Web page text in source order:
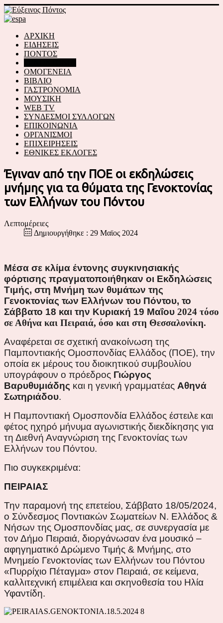
ΑΡΧΙΚΗ
ΕΙΔΗΣΕΙΣ
ΠΟΝΤΟΣ
ΟΜΟΓΕΝΕΙΑ
ΒΙΒΛΙΟ
ΓΑΣΤΡΟΝΟΜΙΑ
ΜΟΥΣΙΚΗ
WEB TV
ΣΥΝΔΕΣΜΟΙ ΣΥΛΛΟΓΩΝ
ΕΠΙΚΟΙΝΩΝΙΑ
ΟΡΓΑΝΙΣΜΟΙ
ΕΠΙΧΕΙΡΗΣΕΙΣ
ΕΘΝΙΚΕΣ ΕΚΛΟΓΕΣ
Έγιναν από την ΠΟΕ οι εκδηλώσεις
μνήμης για τα θύματα της Γενοκτονίας
των Ελλήνων του Πόντου
Λεπτομέρειες
Δημιουργήθηκε : 29 Μαϊος 2024
Μέσα σε κλίμα έντονης συγκινησιακής
φόρτισης πραγματοποιήθηκαν οι Εκδηλώσεις
Τιμής, στη Μνήμη των θυμάτων της
Γενοκτονίας των Ελλήνων του Πόντου, το
Σάββατο 18 και την Κυριακή 19 Μαΐου 2024 τόσο
σε Αθήνα και Πειραιά, όσο και στη Θεσσαλονίκη.
Αναφέρεται σε σχετική ανακοίνωση της
Παμποντιακής Ομοσπονδίας Ελλάδος (ΠΟΕ), την
οποία εκ μέρους του διοικητικού συμβουλίου
υπογράφουν ο πρόεδρος Γιώργος
Βαρυθυμιάδης και η γενική γραμματέας Αθηνά
Σωτηριάδου.
Η Παμποντιακή Ομοσπονδία Ελλάδος έστειλε και
φέτος ηχηρό μήνυμα αγωνιστικής διεκδίκησης για
τη Διεθνή Αναγνώριση της Γενοκτονίας των
Ελλήνων του Πόντου.
Πιο συγκεκριμένα:
ΠΕΙΡΑΙΑΣ
Την παραμονή της επετείου, Σάββατο 18/05/2024,
ο Σύνδεσμος Ποντιακών Σωματείων Ν. Ελλάδος &
Νήσων της Ομοσπονδίας μας, σε συνεργασία με
τον Δήμο Πειραιά, διοργάνωσαν ένα μουσικό –
αφηγηματικό Δρώμενο Τιμής & Μνήμης, στο
Μνημείο Γενοκτονίας των Ελλήνων του Πόντου
«Πυρρίχιο Πέταγμα» στον Πειραιά, σε κείμενα,
καλλιτεχνική επιμέλεια και σκηνοθεσία του Ηλία
Υφαντίδη.